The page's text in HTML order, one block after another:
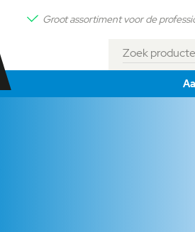
Groot assortiment voor de
Zoek
of